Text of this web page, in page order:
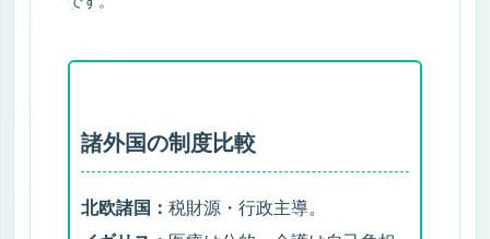
医療・介護を志すあなたへ｜人の暮らしに希望をつなぐ
横浜市のケアマネジャー・介護相談 対応エリ
ア一覧
諸外国の制度比較
北欧諸国： 税財源・行政主導。